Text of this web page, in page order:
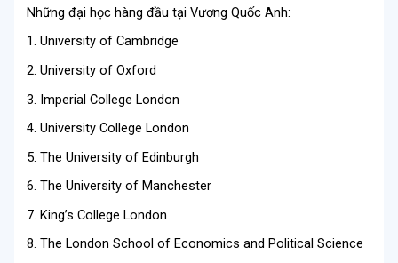
Những đại học hàng đầu tại Vương Quốc Anh:
1. University of Cambridge
2. University of Oxford
3. Imperial College London
4. University College London
5. The University of Edinburgh
6. The University of Manchester
7. King’s College London
8. The London School of Economics and Political Science